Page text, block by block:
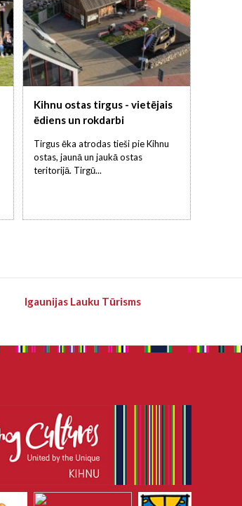
Kihnu ostas tirgus - vietējais
ēdiens un rokdarbi
Tirgus ēka atrodas tieši pie Kihnu
ostas, jaunā un jaukā ostas
teritorijā. Tirgū...
Igaunijas Lauku Tūrisms